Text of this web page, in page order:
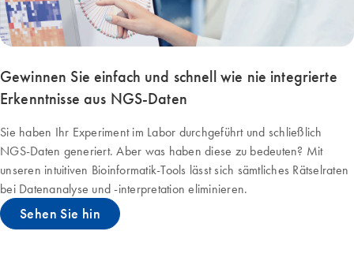
Gewinnen Sie einfach und schnell wie nie integrierte
Erkenntnisse aus NGS-Daten
Sie haben Ihr Experiment im Labor durchgeführt und schließlich
NGS-Daten generiert. Aber was haben diese zu bedeuten? Mit
unseren intuitiven Bioinformatik-Tools lässt sich sämtliches Rätselraten
bei Datenanalyse und -interpretation eliminieren.
Sehen Sie hin